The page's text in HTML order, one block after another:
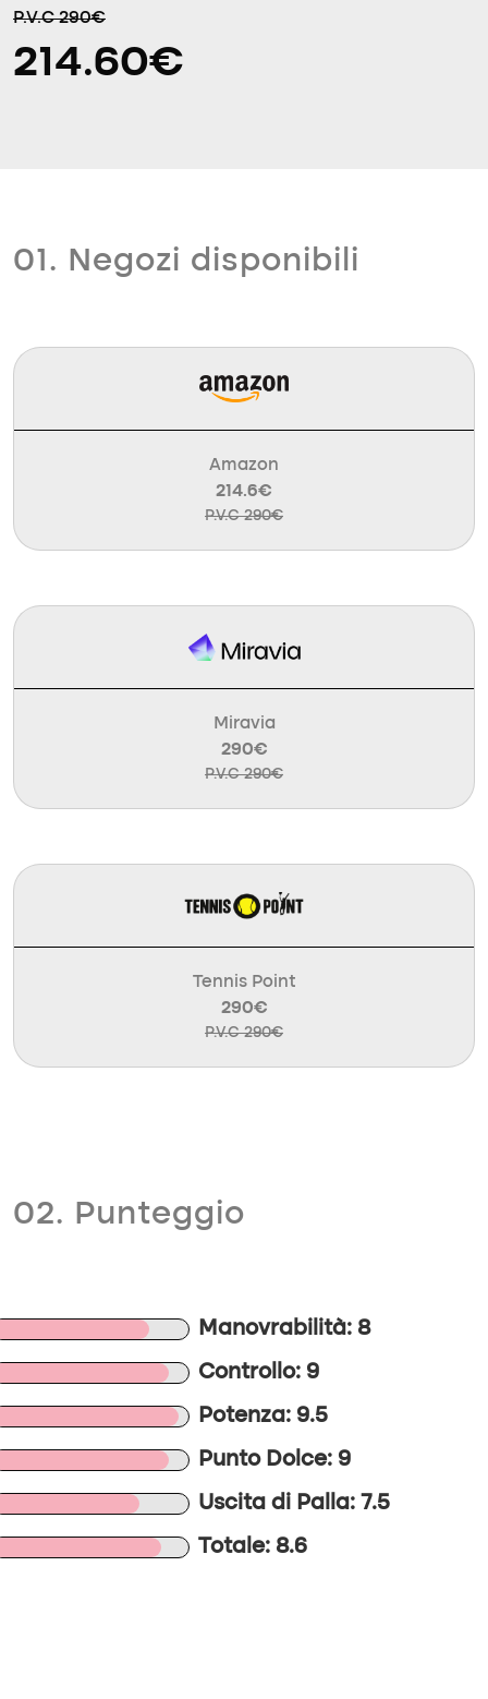
P.V.C 290€
214.60€
01. Negozi disponibili
Amazon
214.6€
P.V.C 290€
Miravia
290€
P.V.C 290€
Tennis Point
290€
P.V.C 290€
02. Punteggio
Manovrabilità: 8
Controllo: 9
Potenza: 9.5
Punto Dolce: 9
Uscita di Palla: 7.5
Totale: 8.6